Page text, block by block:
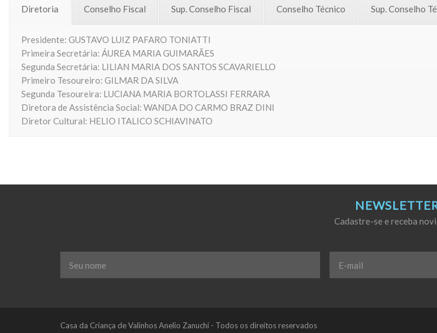
Diretoria Conselho Fiscal Sup. Conselho Fiscal Conselho Técnico Sup. Conselho
Presidente: GUSTAVO LUIZ PAFARO TONIATTI
Primeira Secretária: ÁUREA MARIA GUIMARÃES
Segunda Secretária: LILIAN MARIA DOS SANTOS SCAVARIELLO
Primeiro Tesoureiro: GILMAR DA SILVA
Segunda Tesoureira: LUCIANA MARIA BORTOLASSI FERRARA
Diretora de Assistência Social: WANDA DO CARMO BRAZ DINI
Diretor Cultural: HELIO ITALICO SCHIAVINATO
Cadastre-se e receba
Casa da Criança de Valinhos Anelio Zanuchi - Todos os direitos reservados